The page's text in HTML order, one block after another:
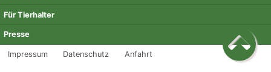
Für Tierhalter
Presse
Impressum Datenschutz Anfahrt